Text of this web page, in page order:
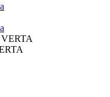
VERTA